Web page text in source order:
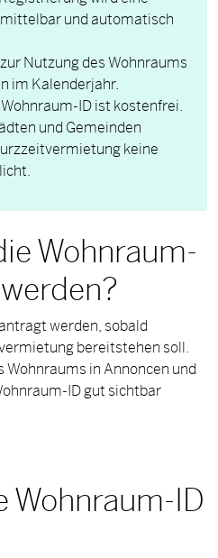
und automatisch
Nutzung des Wohnraums
im Kalenderjahr.
ID ist kostenfrei.
und Gemeinden
keine
Wohnraum-
werden, sobald
bereitstehen soll.
in Annoncen und
ID gut sichtbar
Wohnraum-ID